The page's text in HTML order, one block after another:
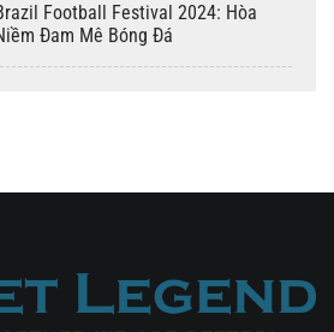
Football Festival 2024: Hòa
Đam Mê Bóng Đá